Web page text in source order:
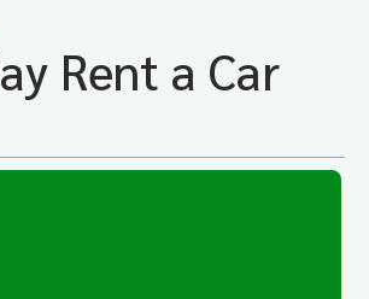
Rent a Car